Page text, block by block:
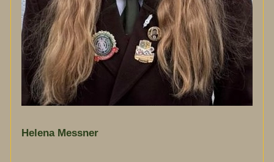
Helena Messner